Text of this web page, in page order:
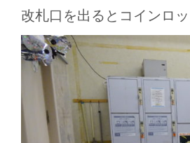
改札口を出るとコインロッ